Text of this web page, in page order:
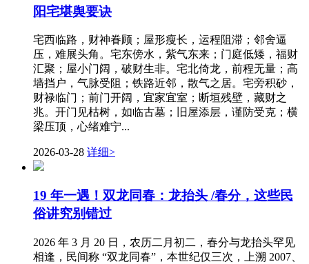
阳宅堪舆要诀
宅西临路，财神眷顾；屋形瘦长，运程阻滞；邻舍逼
压，难展头角。宅东傍水，紫气东来；门庭低矮，福财
汇聚；屋小门阔，破财生非。宅北倚龙，前程无量；高
墙挡户，气脉受阻；铁路近邻，散气之居。宅旁积砂，
财禄临门；前门开阔，宜家宜室；断垣残壁，藏财之
兆。开门见枯树，如临古墓；旧屋添层，谨防受克；横
梁压顶，心绪难宁...
2026-03-28 详细>
19 年一遇！双龙同春：龙抬头 /春分，这些民
俗讲究别错过
2026 年 3 月 20 日，农历二月初二，春分与龙抬头罕见
相逢，民间称 “双龙同春”，本世纪仅三次，上溯 2007、